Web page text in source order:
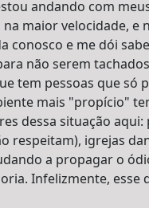
andando com
maior velocidade, e
conosco e me dói
não serem
tem pessoas que só
mais "propício"
dessa situação
respeitam), igrejas
a propagar o
Infelizmente, esse